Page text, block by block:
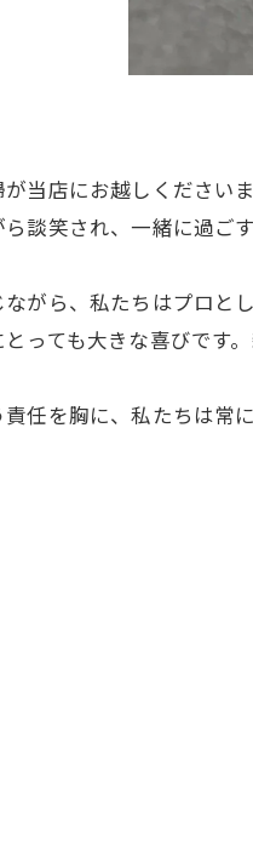
当店にお越しください
談笑され、一緒に過ご
がら、私たちはプロと
っても大きな喜びです
任を胸に、私たちは常